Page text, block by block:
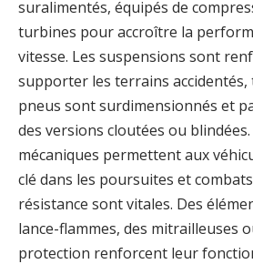
suralimentés, équipés de
turbines pour accroître la
vitesse. Les suspensions sont
supporter les terrains accidentés,
pneus sont surdimensionnés et
des versions cloutées ou
mécaniques permettent aux
clé dans les poursuites et
résistance sont vitales. Des
lance-flammes, des mitrailleuses
protection renforcent leur